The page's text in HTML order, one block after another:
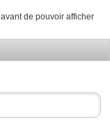
avant de pouvoir afficher